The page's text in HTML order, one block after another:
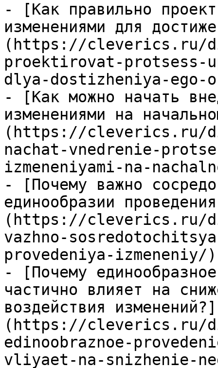
- [Как правильно
изменениями для
(https://cleverics.ru/
proektirovat-protsess-
dlya-dostizheniya-
- [Как можно начать
изменениями на
(https://cleverics.ru/
nachat-vnedrenie-
izmeneniyami-na-
- [Почему важно
единообразии
(https://cleverics.ru/
vazhno-
provedeniya-izmeneniy/)
- [Почему
частично влияет на
воздействия изменений?]
(https://cleverics.ru/
edinoobraznoe-
vliyaet-na-snizhenie-